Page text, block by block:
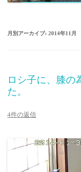
月別アーカイブ: 2014年11月
ロシ子に、膝の
た。
4件の返信